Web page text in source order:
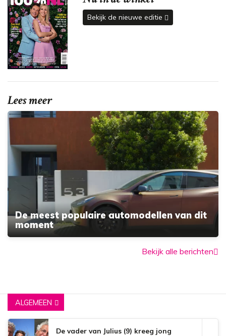
Bekijk de nieuwe editie
Lees meer
De meest populaire automodellen van dit
moment
Bekijk alle berichten
ALGEMEEN
De vader van Julius (9) kreeg jong